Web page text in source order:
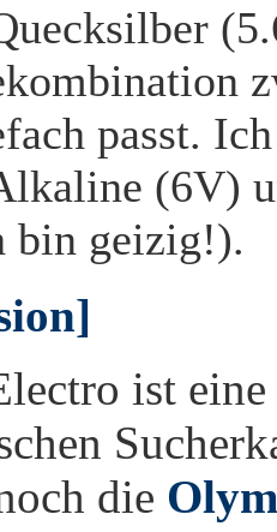
passt.
(6V)
bin geizig!).
ist
die